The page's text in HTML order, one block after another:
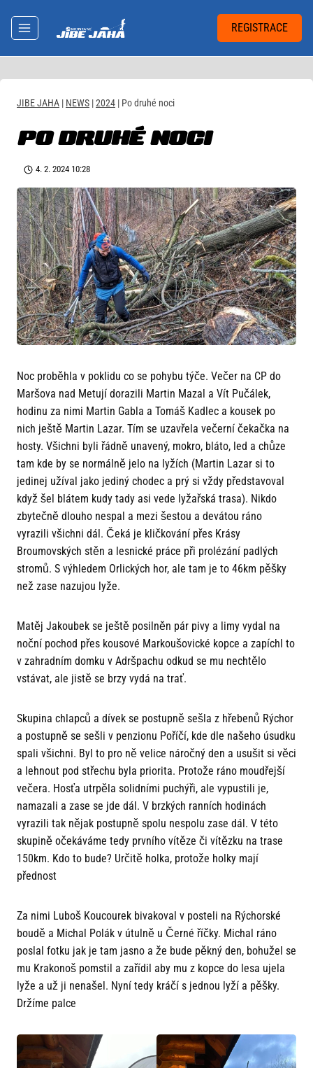
obsah
REGISTRACE
JIBE JAHA | NEWS |2024 | Po druhé noci
PO DRUHÉ NOCI
4. 2. 2024 10:28
Noc proběhla v poklidu co se pohybu týče. Večer na CP do
Maršova nad Metují dorazili Martin Mazal a Vít Pučálek,
hodinu za nimi Martin Gabla a Tomáš Kadlec a kousek po
nich ještě Martin Lazar. Tím se uzavřela večerní čekačka na
hosty. Všichni byli řádně unavený, mokro, bláto, led a chůze
tam kde by se normálně jelo na lyžích (Martin Lazar si to
jedinej užíval jako jediný chodec a prý si vždy představoval
když šel blátem kudy tady asi vede lyžařská trasa). Nikdo
zbytečně dlouho nespal a mezi šestou a devátou ráno
vyrazili všichni dál. Čeká je kličkování přes Krásy
Broumovských stěn a lesnické práce při prolézání padlých
stromů. S výhledem Orlických hor, ale tam je to 46km pěšky
než zase nazujou lyže.
Matěj Jakoubek se ještě posilněn pár pivy a limy vydal na
noční pochod přes kousové Markoušovické kopce a zapíchl to
v zahradním domku v Adršpachu odkud se mu nechtělo
vstávat, ale jistě se brzy vydá na trať.
Skupina chlapců a dívek se postupně sešla z hřebenů Rýchor
a postupně se sešli v penzionu Poříčí, kde dle našeho úsudku
spali všichni. Byl to pro ně velice náročný den a usušit si věci
a lehnout pod střechu byla priorita. Protože ráno moudřejší
večera. Hosťa utrpěla solidními puchýři, ale vypustili je,
namazali a zase se jde dál. V brzkých ranních hodinách
vyrazili tak nějak postupně spolu nespolu zase dál. V této
skupině očekáváme tedy prvního vítěze či vítězku na trase
150km. Kdo to bude? Určitě holka, protože holky mají
přednost
Za nimi Luboš Koucourek bivakoval v posteli na Rýchorské
boudě a Michal Polák v útulně u Černé říčky. Michal ráno
poslal fotku jak je tam jasno a že bude pěkný den, bohužel se
mu Krakonoš pomstil a zařídil aby mu z kopce do lesa ujela
lyže a už ji nenašel. Nyní tedy kráčí s jednou lyží a pěšky.
Držíme palce